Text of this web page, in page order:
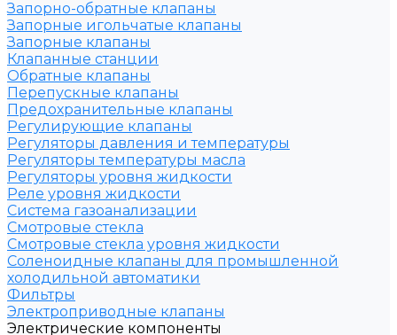
Запорно-обратные клапаны
Запорные игольчатые клапаны
Запорные клапаны
Клапанные станции
Обратные клапаны
Перепускные клапаны
Предохранительные клапаны
Регулирующие клапаны
Регуляторы давления и температуры
Регуляторы температуры масла
Регуляторы уровня жидкости
Реле уровня жидкости
Система газоанализации
Смотровые стекла
Смотровые стекла уровня жидкости
Соленоидные клапаны для промышленной
холодильной автоматики
Фильтры
Электроприводные клапаны
Электрические компоненты